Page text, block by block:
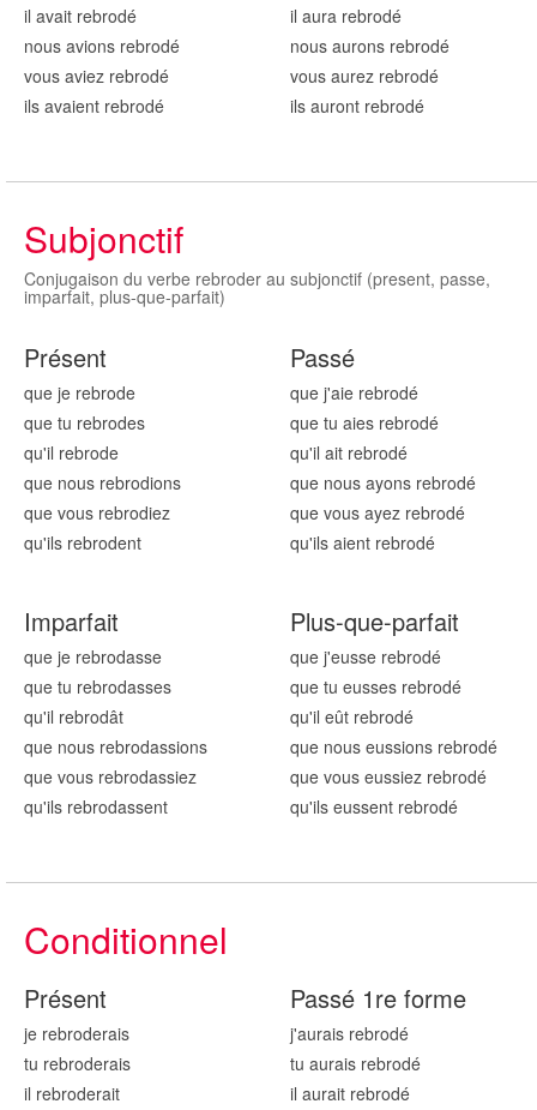
il avait rebrodé
nous avions rebrodé
vous aviez rebrodé
ils avaient rebrodé
il aura rebrodé
nous aurons rebrodé
vous aurez rebrodé
ils auront rebrodé
Subjonctif
Conjugaison du verbe rebroder au subjonctif (present, passe,
imparfait, plus-que-parfait)
Présent
que je rebrode
que tu rebrodes
qu'il rebrode
que nous rebrodions
que vous rebrodiez
qu'ils rebrodent
Passé
que j'aie rebrodé
que tu aies rebrodé
qu'il ait rebrodé
que nous ayons rebrodé
que vous ayez rebrodé
qu'ils aient rebrodé
Imparfait
que je rebrodasse
que tu rebrodasses
qu'il rebrodât
que nous rebrodassions
que vous rebrodassiez
qu'ils rebrodassent
Plus-que-parfait
que j'eusse rebrodé
que tu eusses rebrodé
qu'il eût rebrodé
que nous eussions rebrodé
que vous eussiez rebrodé
qu'ils eussent rebrodé
Conditionnel
Présent
je rebroderais
tu rebroderais
il rebroderait
Passé 1re forme
j'aurais rebrodé
tu aurais rebrodé
il aurait rebrodé